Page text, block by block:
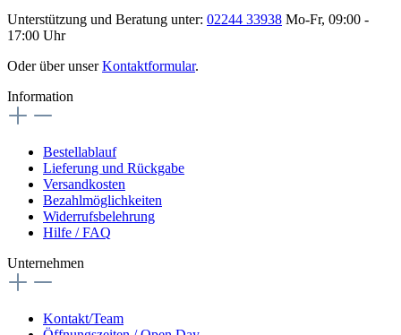
Unterstützung und Beratung unter: 02244 33938 Mo-Fr, 09:00 -
17:00 Uhr
Oder über unserKontaktformular.
Information
Bestellablauf
Lieferung und Rückgabe
Versandkosten
Bezahlmöglichkeiten
Widerrufsbelehrung
Hilfe / FAQ
Unternehmen
Kontakt/Team